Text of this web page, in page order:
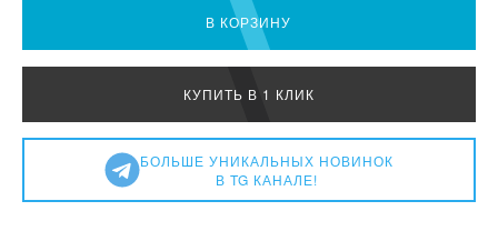
В КОРЗИНУ
КУПИТЬ В 1 КЛИК
БОЛЬШЕ УНИКАЛЬНЫХ НОВИНОК
В TG КАНАЛЕ!